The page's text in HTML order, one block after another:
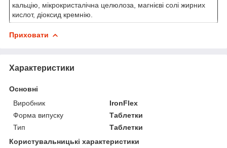
кальцію, мікрокристалічна целюлоза, магнієві солі жирних
кислот, діоксид кремнію.
Приховати
Характеристики
Основні
Виробник
IronFlex
Форма випуску
Таблетки
Тип
Таблетки
Користувальницькі характеристики